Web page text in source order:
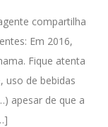
compartilha
Em 2016,
Fique atenta
uso de bebidas
apesar de que a